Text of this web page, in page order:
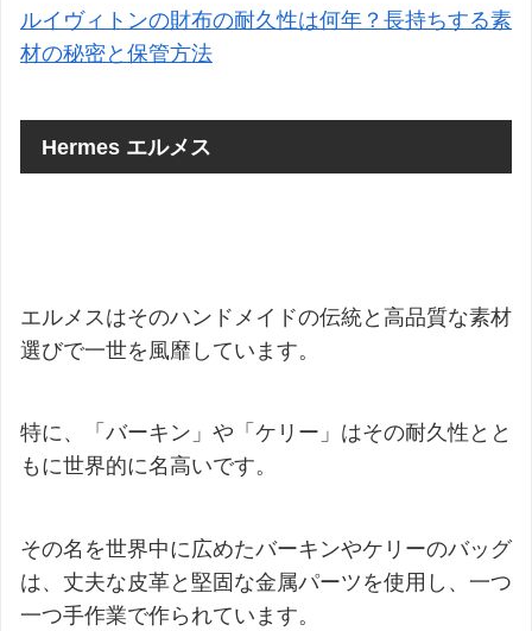
ルイヴィトンの財布の耐久性は何年？長持ちする素
材の秘密と保管方法
Hermes エルメス
エルメスはそのハンドメイドの伝統と高品質な素材
選びで一世を風靡しています。
特に、「バーキン」や「ケリー」はその耐久性とと
もに世界的に名高いです。
その名を世界中に広めたバーキンやケリーのバッグ
は、丈夫な皮革と堅固な金属パーツを使用し、一つ
一つ手作業で作られています。